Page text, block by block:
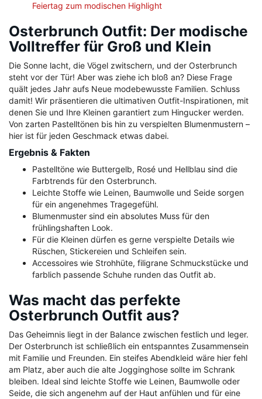
Feiertag zum modischen Highlight
Osterbrunch Outfit: Der modische
Volltreffer für Groß und Klein
Die Sonne lacht, die Vögel zwitschern, und der Osterbrunch
steht vor der Tür! Aber was ziehe ich bloß an? Diese Frage
quält jedes Jahr aufs Neue modebewusste Familien. Schluss
damit! Wir präsentieren die ultimativen Outfit-Inspirationen, mit
denen Sie und Ihre Kleinen garantiert zum Hingucker werden.
Von zarten Pastelltönen bis hin zu verspielten Blumenmustern –
hier ist für jeden Geschmack etwas dabei.
Ergebnis & Fakten
Pastelltöne wie Buttergelb, Rosé und Hellblau sind die
Farbtrends für den Osterbrunch.
Leichte Stoffe wie Leinen, Baumwolle und Seide sorgen
für ein angenehmes Tragegefühl.
Blumenmuster sind ein absolutes Muss für den
frühlingshaften Look.
Für die Kleinen dürfen es gerne verspielte Details wie
Rüschen, Stickereien und Schleifen sein.
Accessoires wie Strohhüte, filigrane Schmuckstücke und
farblich passende Schuhe runden das Outfit ab.
Was macht das perfekte
Osterbrunch Outfit aus?
Das Geheimnis liegt in der Balance zwischen festlich und leger.
Der Osterbrunch ist schließlich ein entspanntes Zusammensein
mit Familie und Freunden. Ein steifes Abendkleid wäre hier fehl
am Platz, aber auch die alte Jogginghose sollte im Schrank
bleiben. Ideal sind leichte Stoffe wie Leinen, Baumwolle oder
Seide, die sich angenehm auf der Haut anfühlen und für eine